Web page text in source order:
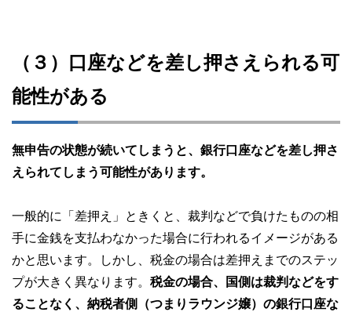
（３）口座などを差し押さえられる可
能性がある
無申告の状態が続いてしまうと、銀行口座などを差し押さ
えられてしまう可能性があります。
一般的に「差押え」ときくと、裁判などで負けたものの相
手に金銭を支払わなかった場合に行われるイメージがある
かと思います。しかし、税金の場合は差押えまでのステッ
プが大きく異なります。 税金の場合、国側は裁判などをす
ることなく、納税者側（つまりラウンジ嬢）の銀行口座な